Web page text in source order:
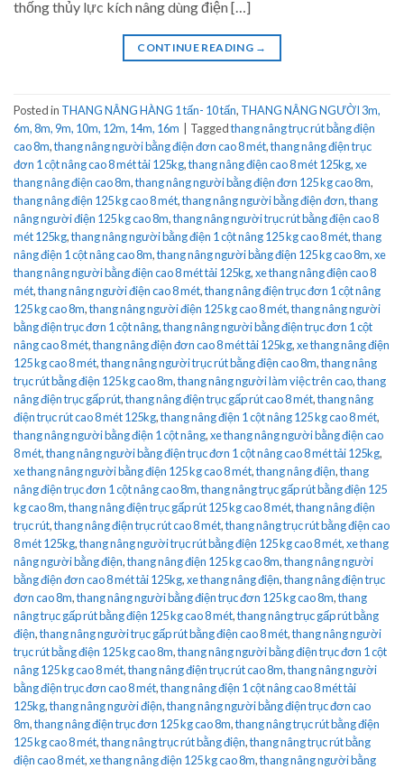
thống thủy lực kích nâng dùng điện […]
CONTINUE READING →
Posted in THANG NÂNG HÀNG 1 tấn- 10 tấn, THANG NÂNG NGƯỜI 3m,
6m, 8m, 9m, 10m, 12m, 14m, 16m
Taggedthang nâng trục rút bằng điện
cao 8m,thang nâng người bằng điện đơn cao 8 mét,thang nâng điện trục
đơn 1 cột nâng cao 8 mét tải 125kg,thang nâng điện cao 8 mét 125kg,xe
thang nâng điện cao 8m,thang nâng người bằng điện đơn 125 kg cao 8m,
thang nâng điện 125 kg cao 8 mét,thang nâng người bằng điện đơn,thang
nâng người điện 125 kg cao 8m,thang nâng người trục rút bằng điện cao 8
mét 125kg,thang nâng người bằng điện 1 cột nâng 125 kg cao 8 mét,thang
nâng điện 1 cột nâng cao 8m,thang nâng người bằng điện 125 kg cao 8m,xe
thang nâng người bằng điện cao 8 mét tải 125kg,xe thang nâng điện cao 8
mét,thang nâng người điện cao 8 mét,thang nâng điện trục đơn 1 cột nâng
125 kg cao 8m,thang nâng người điện 125 kg cao 8 mét,thang nâng người
bằng điện trục đơn 1 cột nâng,thang nâng người bằng điện trục đơn 1 cột
nâng cao 8 mét,thang nâng điện đơn cao 8 mét tải 125kg,xe thang nâng điện
125 kg cao 8 mét,thang nâng người trục rút bằng điện cao 8m,thang nâng
trục rút bằng điện 125 kg cao 8m,thang nâng người làm việc trên cao,thang
nâng điện trục gấp rút,thang nâng điện trục gấp rút cao 8 mét,thang nâng
điện trục rút cao 8 mét 125kg,thang nâng điện 1 cột nâng 125 kg cao 8 mét,
thang nâng người bằng điện 1 cột nâng,xe thang nâng người bằng điện cao
8 mét,thang nâng người bằng điện trục đơn 1 cột nâng cao 8 mét tải 125kg,
xe thang nâng người bằng điện 125 kg cao 8 mét,thang nâng điện,thang
nâng điện trục đơn 1 cột nâng cao 8m,thang nâng trục gấp rút bằng điện 125
kg cao 8m,thang nâng điện trục gấp rút 125 kg cao 8 mét,thang nâng điện
trục rút,thang nâng điện trục rút cao 8 mét,thang nâng trục rút bằng điện cao
8 mét 125kg,thang nâng người trục rút bằng điện 125 kg cao 8 mét,xe thang
nâng người bằng điện,thang nâng điện 125 kg cao 8m,thang nâng người
bằng điện đơn cao 8 mét tải 125kg,xe thang nâng điện,thang nâng điện trục
đơn cao 8m,thang nâng người bằng điện trục đơn 125 kg cao 8m,thang
nâng trục gấp rút bằng điện 125 kg cao 8 mét,thang nâng trục gấp rút bằng
điện,thang nâng người trục gấp rút bằng điện cao 8 mét,thang nâng người
trục rút bằng điện 125 kg cao 8m,thang nâng người bằng điện trục đơn 1 cột
nâng 125 kg cao 8 mét,thang nâng điện trục rút cao 8m,thang nâng người
bằng điện trục đơn cao 8 mét,thang nâng điện 1 cột nâng cao 8 mét tải
125kg,thang nâng người điện,thang nâng người bằng điện trục đơn cao
8m,thang nâng điện trục đơn 125 kg cao 8m,thang nâng trục rút bằng điện
125 kg cao 8 mét,thang nâng trục rút bằng điện,thang nâng trục rút bằng
điện cao 8 mét,xe thang nâng điện 125 kg cao 8m,thang nâng người bằng